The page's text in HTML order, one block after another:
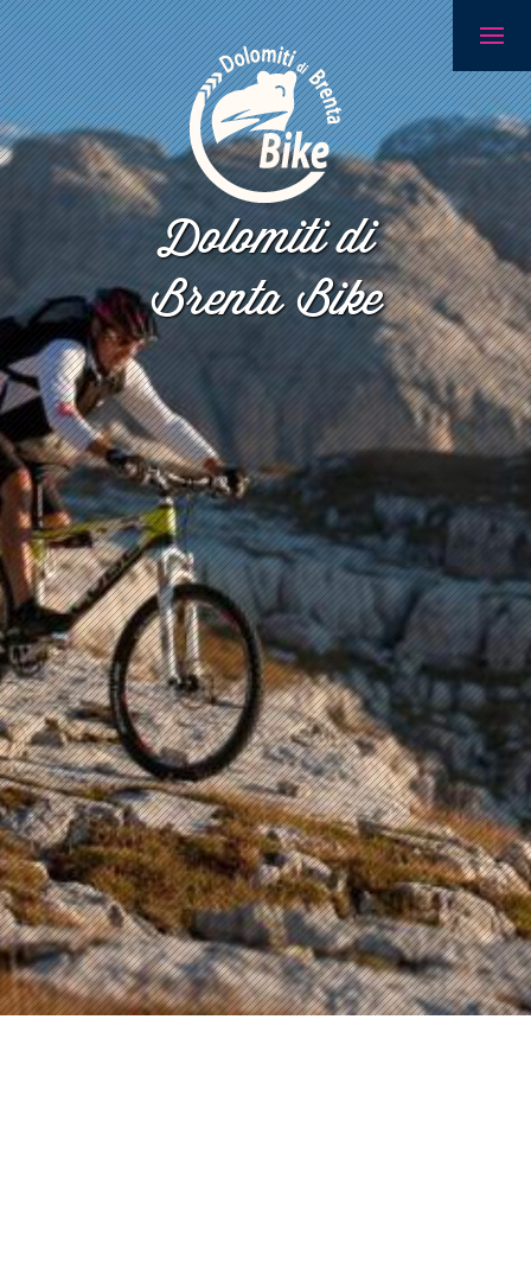
Dolomiti di
Brenta Bike